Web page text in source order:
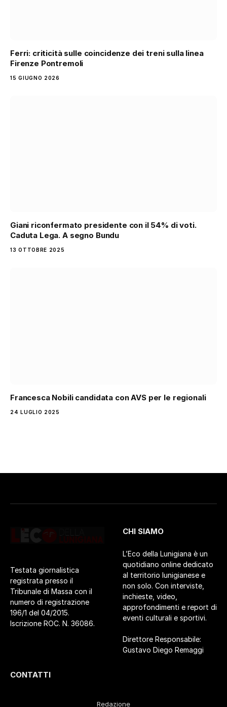
Ferri: criticità sulle coincidenze dei treni sulla linea
Firenze Pontremoli
15 GIUGNO 2026
Giani riconfermato presidente con il 54% di voti.
Caduta Lega. A segno Bundu
13 OTTOBRE 2025
Francesca Nobili candidata con AVS per le regionali
24 LUGLIO 2025
Testata giornalistica
registrata presso il
Tribunale di Massa con il
numero di registrazione
196/1 del 04/2015.
Iscrizione ROC. N. 36086.
CHI SIAMO
L’Eco della Lunigiana è un
quotidiano online dedicato
al territorio lunigianese e
non solo. Con interviste,
inchieste, video,
approfondimenti e report di
eventi culturali e sportivi.
Direttore Responsabile:
Gustavo Diego Remaggi
CONTATTI
Redazione